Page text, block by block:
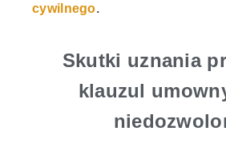
cywilnego.
Skutki uznania
klauzul